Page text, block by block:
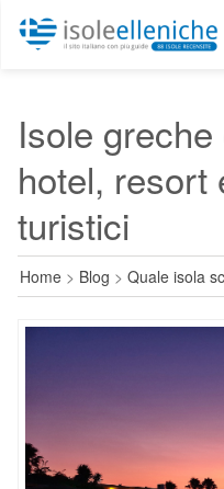
Isole
hotel, resort
turistici
Home > Blog > Quale isola